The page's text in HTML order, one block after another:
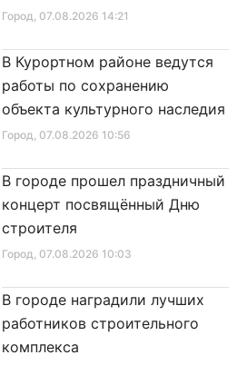
Город, 07.08.2026 14:21
Город, 07.08.2026 10:56
В Курортном районе ведутся
работы по сохранению
объекта культурного наследия
Город, 07.08.2026 10:03
В городе прошел праздничный
концерт посвящённый Дню
строителя
В городе наградили лучших
работников строительного
комплекса